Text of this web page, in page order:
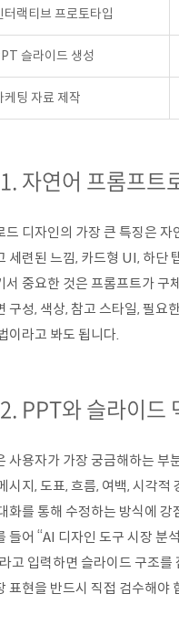
터랙티브 프로토타입
슬라이드 생성
케팅 자료 제작
자연어 프롬프트
드 디자인의 가장 큰 특징은
세련된 느낌, 카드형 UI, 하단
서 중요한 것은 프롬프트가 구
구성, 색상, 참고 스타일, 필요
이라고 봐도 됩니다.
PPT와 슬라이드
사용자가 가장 궁금해하는 부
시지, 도표, 흐름, 여백, 시각
화를 통해 수정하는 방식에 강
들어 “AI 디자인 도구 시장 분
고 입력하면 슬라이드 구조를
표현을 반드시 직접 검수해야